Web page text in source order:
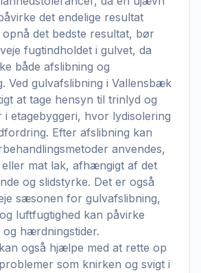
det endelige resultat
opnå det bedste resultat, bør
fugtindholdet i gulvet, da
både afslibning og
Ved gulvafslibning i Vallensbæk
at tage hensyn til trinlyd og
etagebyggeri, hvor lydisolering
Efter afslibning kan
anvendes,
mat lak, afhængigt af det
og slidstyrke. Det er også
sæsonen for gulvafslibning,
luftfugtighed kan påvirke
og hærdningstider.
også hjælpe med at rette op
som knirken og svigt i